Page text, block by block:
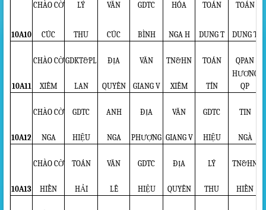
10A10
CHÀO CỜ LÝ VĂN GDTC HÓA TOÁN TOÁN
CÚC THU CÚC BÌNH NGA H DUNG T DUNG T
10A11
CHÀO CỜ GDKT&PL ĐỊA VĂN TN&HN TOÁN QPAN
XIÊM LAN QUYÊN GIANG V XIÊM TÍN
HƯƠNG
QP
10A12
CHÀO CỜ GDTC ANH ĐỊA VĂN GDTC TIN
NGA HIỆU NGA PHƯỢNG GIANG V HIỆU NGÀ
10A13
CHÀO CỜ TOÁN VĂN GDTC ĐỊA LÝ TN&HN
HIỀN HẢI LÊ HIỆU QUYÊN THU HIỀN